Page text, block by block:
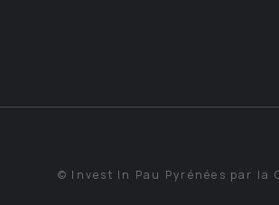
© Invest In Pau Pyrénées par la